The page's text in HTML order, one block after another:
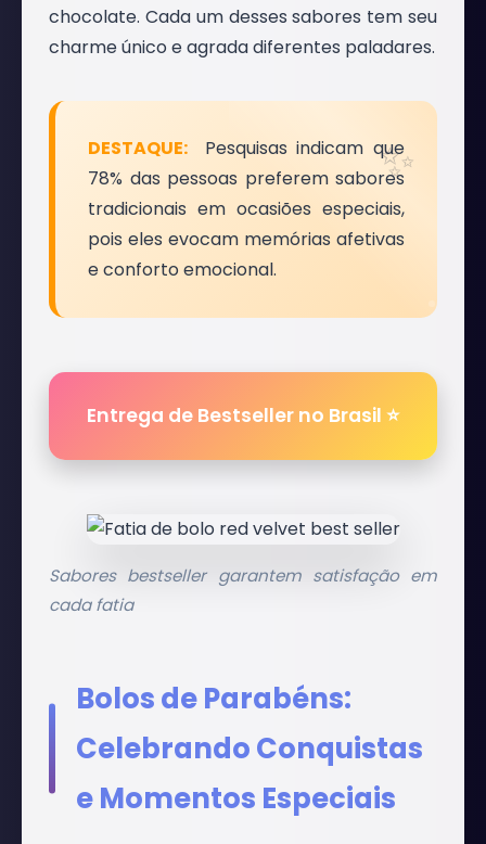
chocolate. Cada um desses sabores tem seu
charme único e agrada diferentes paladares.
Pesquisas indicam que
78% das pessoas preferem sabores
tradicionais em ocasiões especiais,
pois eles evocam memórias afetivas
e conforto emocional.
Entrega de Bestseller no Brasil ⭐
Sabores bestseller garantem satisfação em
cada fatia
Bolos de Parabéns:
Celebrando Conquistas
e Momentos Especiais